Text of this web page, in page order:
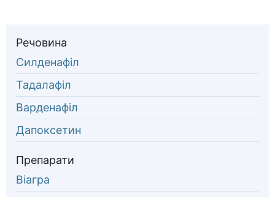
Речовина
Силденафіл
Тадалафіл
Варденафіл
Дапоксетин
Препарати
Віагра